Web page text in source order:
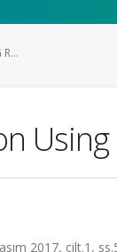
2017, cilt.1,